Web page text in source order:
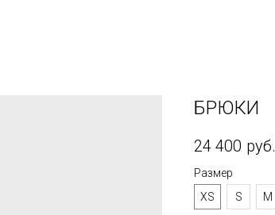
БРЮКИ
24 400 руб.
Размер
XS
S M